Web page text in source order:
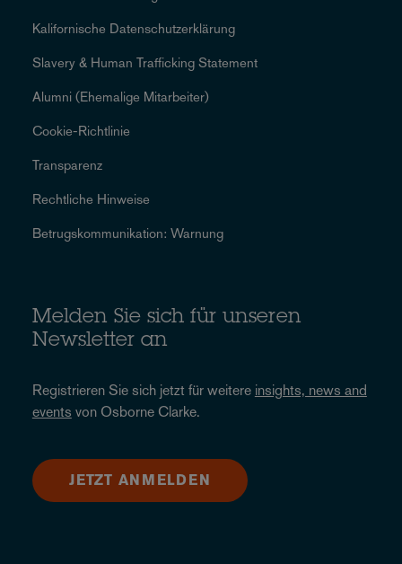
Kalifornische Datenschutzerklärung
Slavery & Human Trafficking Statement
Alumni (Ehemalige Mitarbeiter)
Cookie-Richtlinie
Transparenz
Rechtliche Hinweise
Betrugskommunikation: Warnung
Melden Sie sich für unseren
Newsletter an
Registrieren Sie sich jetzt für weitere insights, news and
events von Osborne Clarke.
JETZT ANMELDEN